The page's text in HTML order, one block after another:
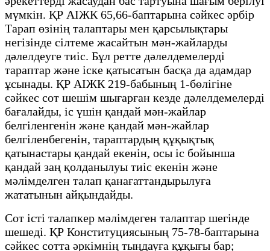
мүмкін. ҚР АІЖК 65,66-баптарына сәйкес әрбір
Тарап өзінің талаптары мен қарсылықтары
негізінде сілтеме жасайтын мән-жайларды
дәлелдеуге тиіс. Бұл ретте дәлелдемелерді
тараптар және іске қатысатын басқа да адамдар
ұсынады. ҚР АІЖК 219-бабының 1-бөлігіне
сәйкес сот шешім шығарған кезде дәлелдемелерді
бағалайды, іс үшін қандай мән-жайлар
белгіленгенін және қандай мән-жайлар
белгіленбегенін, тараптардың құқықтық
қатынастары қандай екенін, осы іс бойынша
қандай заң қолданылуы тиіс екенін және
мәлімделген талап қанағаттандырылуға
жататынын айқындайды.
Сот істі талапкер мәлімдеген талаптар шегінде
шешеді. ҚР Конституциясының 75-78-баптарына
сәйкес сотта әркімнің тыңдауға құқығы бар;